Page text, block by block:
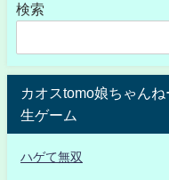
検索
カオスtomo娘ちゃん
生ゲーム
ハゲて無双